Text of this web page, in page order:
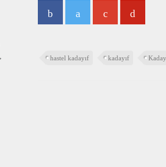
hastel kadayıf kadayıf